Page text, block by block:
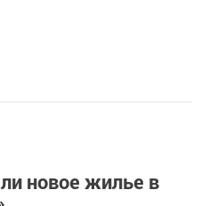
новое жилье в